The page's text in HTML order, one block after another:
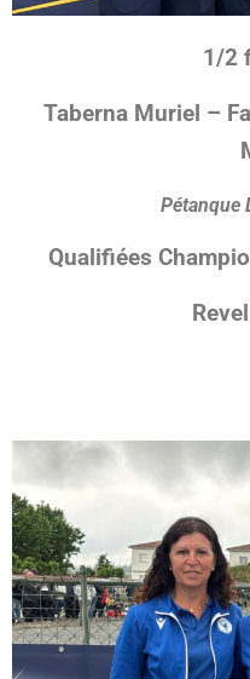
1/2
Taberna Muriel –
Pétanque
Qualifiées